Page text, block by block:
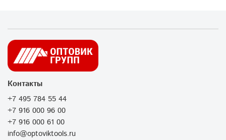
Контакты
+7 495 784 55 44
+7 916 000 96 00
+7 916 000 61 00
info@optoviktools.ru